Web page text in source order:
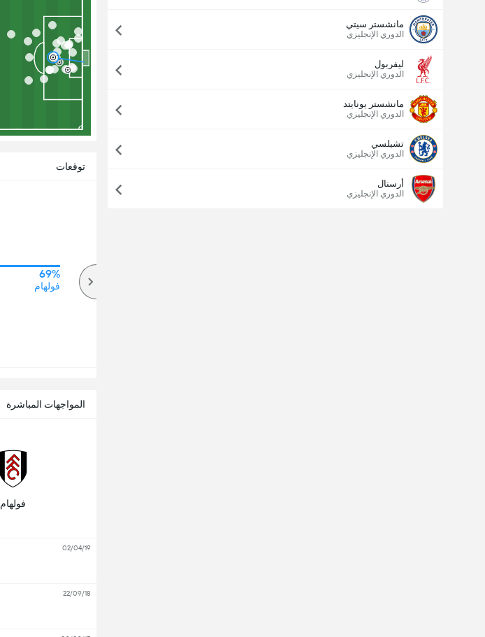
مانشستر سيتي
الدوري الإنجليزي
ليفربول
الدوري الإنجليزي
مانشستر يونايتد
الدوري الإنجليزي
تشيلسي
الدوري الإنجليزي
أرسنال
الدوري الإنجليزي
توقعات
69%
فولهام
عدد الاهداف (2.5)
المواجهات المباشرة
فولهام
02/04/19
22/09/18